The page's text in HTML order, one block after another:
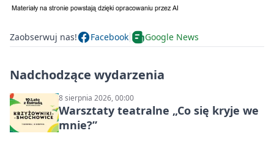
Zaobserwuj nas! Facebook Google News
Nadchodzące wydarzenia
8 sierpnia 2026, 00:00
Warsztaty teatralne „Co się kryje we
mnie?”